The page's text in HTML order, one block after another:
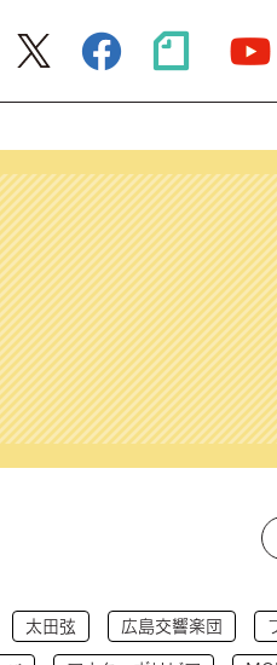
太田弦 広島交響楽団